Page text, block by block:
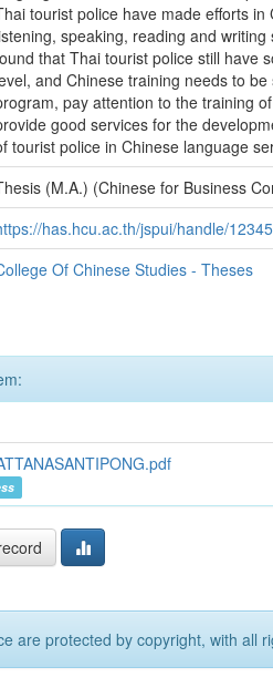
tourist police have made efforts
speaking, reading and
that Thai tourist police still have
and Chinese training needs to
pay attention to the training
good services for the
tourist police in Chinese language
(M.A.) (Chinese for Business
has.hcu.ac.th/jspui/handle/
Of Chinese Studies - Theses
are protected by copyright, with all